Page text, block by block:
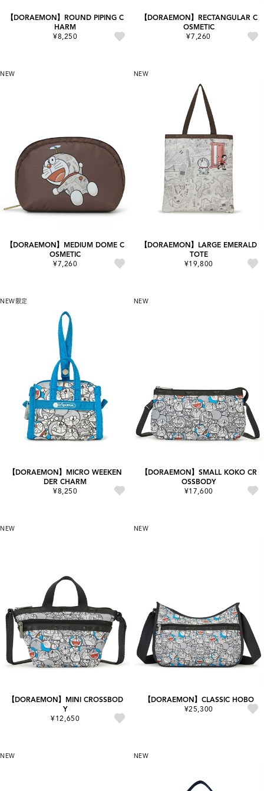
【DORAEMON】ROUND PIPING C
HARM
¥8,250
【DORAEMON】RECTANGULAR C
OSMETIC
¥7,260
NEW
【DORAEMON】MEDIUM DOME C
OSMETIC
¥7,260
NEW
【DORAEMON】LARGE EMERALD
TOTE
¥19,800
NEW 限定
【DORAEMON】MICRO WEEKEN
DER CHARM
¥8,250
NEW
【DORAEMON】SMALL KOKO CR
OSSBODY
¥17,600
NEW
【DORAEMON】MINI CROSSBOD
Y
¥12,650
NEW
【DORAEMON】CLASSIC HOBO
¥25,300
NEW NEW